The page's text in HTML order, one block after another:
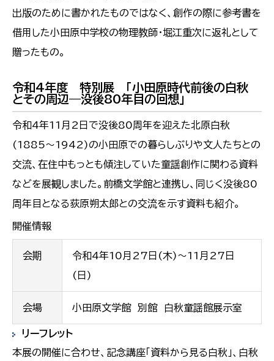
出版のために書かれたものではなく、創作の際に参考書を
借用した小田原中学校の物理教師・堀江重次に返礼として
贈ったもの。
令和4年度 特別展 「小田原時代前後の白秋
とその周辺―没後80年目の回想」
令和4年11月2日で没後80周年を迎えた北原白秋
(1885～1942)の小田原での暮らしぶりや文人たちとの
交流、在住中もっとも傾注していた童謡創作に関わる資料
などを展観しました。前橋文学館と連携し、同じく没後80
周年目となる荻原朔太郎との交流を示す資料も紹介。
開催情報
会期
令和4年10月27日(木)～11月27日
(日)
会場 小田原文学館 別館 白秋童謡館展示室
リーフレット
本展の開催に合わせ、記念講座「資料から見る白秋」、白秋